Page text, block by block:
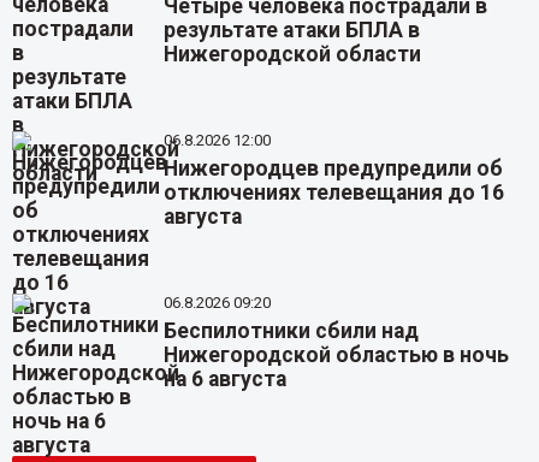
Четыре человека пострадали в
результате атаки БПЛА в
Нижегородской области
06.8.2026 12:00
Нижегородцев предупредили об
отключениях телевещания до 16
августа
06.8.2026 09:20
Беспилотники сбили над
Нижегородской областью в ночь
на 6 августа